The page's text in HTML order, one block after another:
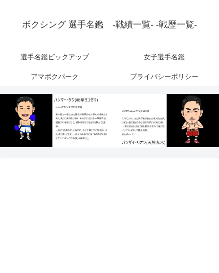
ボクシング 選手名鑑 -戦績一覧- -戦歴一覧-
選手名鑑ピックアップ 女子選手名鑑
アマボクパーク プライバシーポリシー